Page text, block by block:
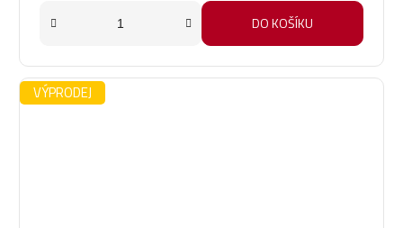
DO KOŠÍKU
VÝPRODEJ